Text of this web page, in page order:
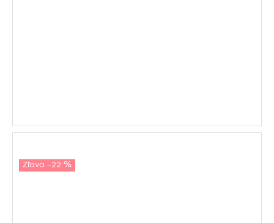
Zľava -22 %